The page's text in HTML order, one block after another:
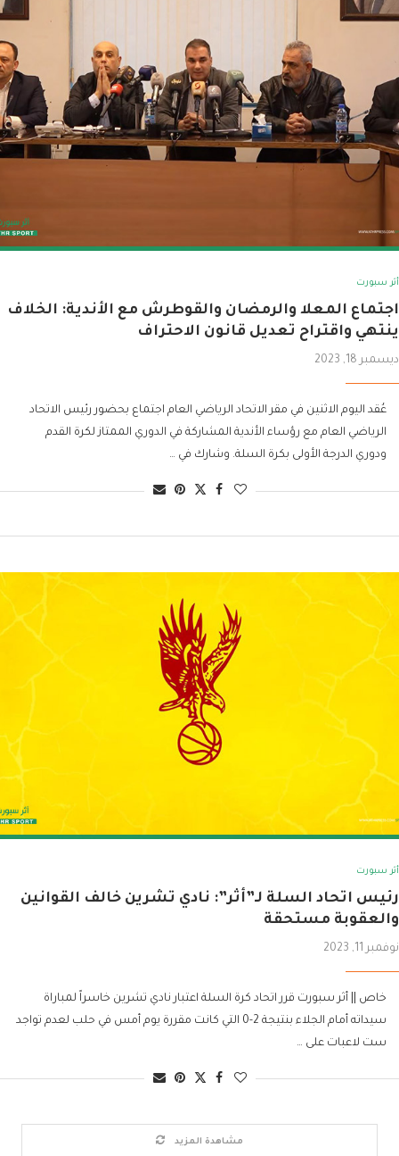
أثر سبورت
اجتماع المعلا والرمضان والقوطرش مع الأندية: الخلاف
ينتهي واقتراح تعديل قانون الاحتراف
ديسمبر 18, 2023
عُقد اليوم الاثنين في مقر الاتحاد الرياضي العام اجتماع بحضور رئيس الاتحاد
الرياضي العام مع رؤساء الأندية المشاركة في الدوري الممتاز لكرة القدم
ودوري الدرجة الأولى بكرة السلة. وشارك في …
أثر سبورت
رئيس اتحاد السلة لـ”أثر”: نادي تشرين خالف القوانين
والعقوبة مستحقة
نوفمبر 11, 2023
خاص || أثر سبورت قرر اتحاد كرة السلة اعتبار نادي تشرين خاسراً لمباراة
سيداته أمام الجلاء بنتيجة 2-0 التي كانت مقررة يوم أمس في حلب لعدم تواجد
ست لاعبات على …
مشاهدة المزيد